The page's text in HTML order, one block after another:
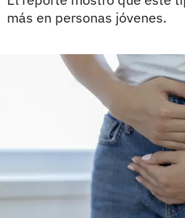
más en personas jóvenes.